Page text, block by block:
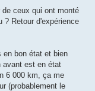
de ceux qui ont monté
? Retour d'expérience
en bon état et bien
avant est en état
6 000 km, ça me
(probablement le